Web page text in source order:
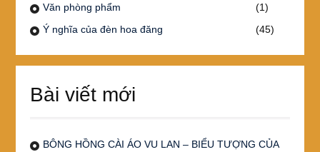
Văn phòng phẩm
(1)
Ý nghĩa của đèn hoa đăng
(45)
Bài viết mới
BÔNG HỒNG CÀI ÁO VU LAN – BIỂU TƯỢNG CỦA